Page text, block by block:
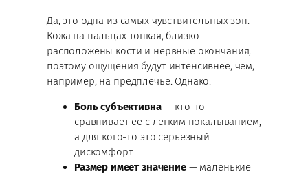
Да, это одна из самых чувствительных зон.
Кожа на пальцах тонкая, близко
расположены кости и нервные окончания,
поэтому ощущения будут интенсивнее, чем,
например, на предплечье. Однако:
Боль субъективна— кто-то
сравнивает её с лёгким покалыванием,
а для кого-то это серьёзный
дискомфорт.
Размер имеет значение— маленькие